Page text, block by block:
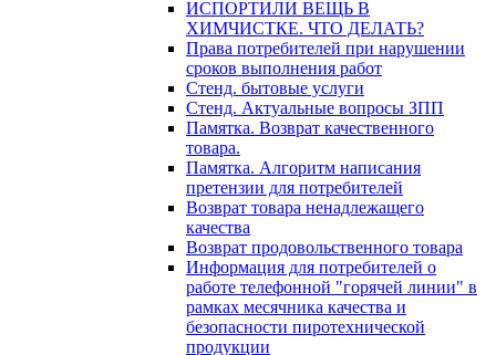
ИСПОРТИЛИ ВЕЩЬ В
ХИМЧИСТКЕ. ЧТО ДЕЛАТЬ?
Права потребителей при нарушении
сроков выполнения работ
Стенд. бытовые услуги
Стенд. Актуальные вопросы ЗПП
Памятка. Возврат качественного
товара.
Памятка. Алгоритм написания
претензии для потребителей
Возврат товара ненадлежащего
качества
Возврат продовольственного товара
Информация для потребителей о
работе телефонной "горячей линии" в
рамках месячника качества и
безопасности пиротехнической
продукции